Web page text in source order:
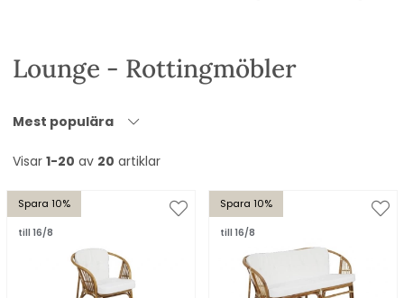
Lounge - Rottingmöbler
Mest populära
Visar 1-20 av 20 artiklar
Spara 10%
till 16/8
Spara 10%
till 16/8